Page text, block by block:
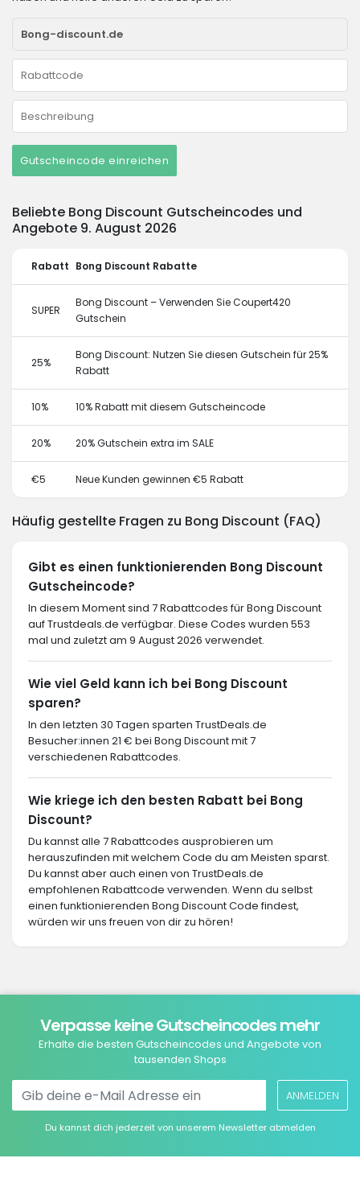
Gutscheincode einreichen
Beliebte Bong Discount Gutscheincodes und
Angebote 9. August 2026
Rabatt Bong Discount Rabatte
SUPER
Bong Discount – Verwenden Sie Coupert420
Gutschein
25%
Bong Discount: Nutzen Sie diesen Gutschein für 25%
Rabatt
10% 10% Rabatt mit diesem Gutscheincode
20% 20% Gutschein extra im SALE
€5 Neue Kunden gewinnen €5 Rabatt
Häufig gestellte Fragen zu Bong Discount (FAQ)
Gibt es einen funktionierenden Bong Discount
Gutscheincode?
In diesem Moment sind 7 Rabattcodes für Bong Discount
auf Trustdeals.de verfügbar. Diese Codes wurden 553
mal und zuletzt am 9 August 2026 verwendet.
Wie viel Geld kann ich bei Bong Discount
sparen?
In den letzten 30 Tagen sparten TrustDeals.de
Besucher:innen 21 € bei Bong Discount mit 7
verschiedenen Rabattcodes.
Wie kriege ich den besten Rabatt bei Bong
Discount?
Du kannst alle 7 Rabattcodes ausprobieren um
herauszufinden mit welchem Code du am Meisten sparst.
Du kannst aber auch einen von TrustDeals.de
empfohlenen Rabattcode verwenden. Wenn du selbst
einen funktionierenden Bong Discount Code findest,
würden wir uns freuen von dir zu hören!
Verpasse keine Gutscheincodes mehr
Erhalte die besten Gutscheincodes und Angebote von
tausenden Shops
ANMELDEN
Du kannst dich jederzeit von unserem Newsletter abmelden